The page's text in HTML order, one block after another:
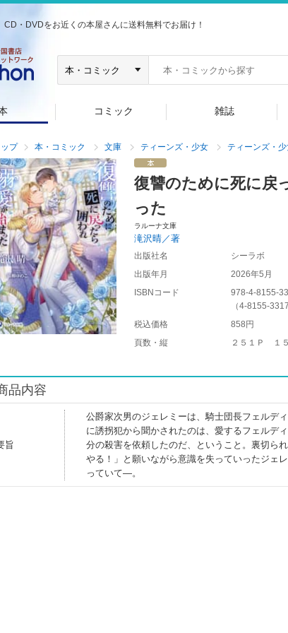
CD・DVDをお近くの本屋さんに送料無料でお届け！
コミック 雑誌
ップ 本・コミック 文庫 ティーンズ・少女 ティーンズ・
復讐のために死に戻
った
ラルーナ文庫
滝沢晴／著
出版社名
シーラボ
出版年月
2026年5月
ISBNコード
978-4-8155-
（4-8155-
税込価格
858円
頁数・縦
２５１Ｐ １
品内容
旨
公爵家次男のジェレミーは、騎士団長フェルデ
に誘拐犯から聞かされたのは、愛するフェルデ
分の殺害を依頼したのだ、ということ。裏切ら
やる！」と願いながら意識を失っていったジェ
っていて―。